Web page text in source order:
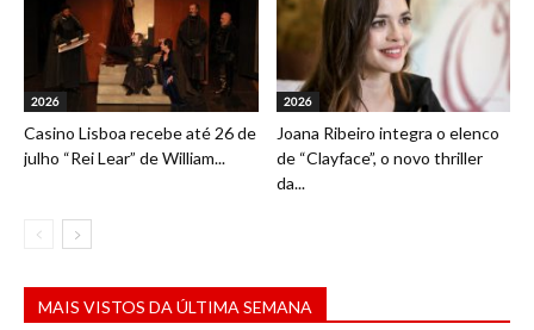
2026
Casino Lisboa recebe até 26 de
julho “Rei Lear” de William...
2026
Joana Ribeiro integra o elenco
de “Clayface”, o novo thriller
da...
MAIS VISTOS DA ÚLTIMA SEMANA